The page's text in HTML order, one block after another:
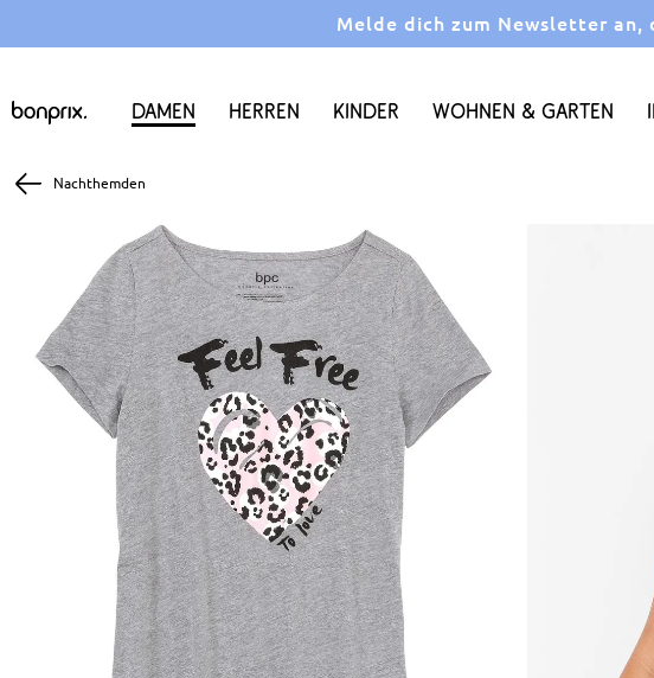
Melde dich zum Newsletter
Damen Herren Kinder Wohnen & Garten
Nachthemden